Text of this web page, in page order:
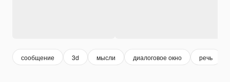
сообщение 3d мысли диалоговое окно речь